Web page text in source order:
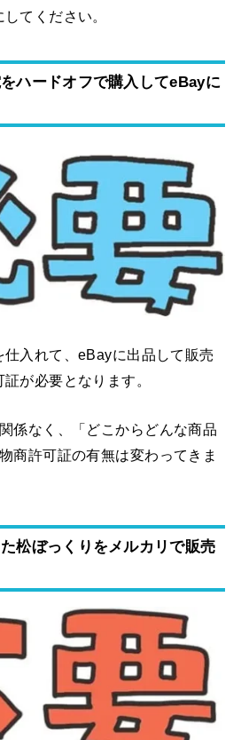
てください。
ハードオフで購入してeBayに
仕入れて、eBayに出品して販売
が必要となります。
係なく、「どこからどんな商品
商許可証の有無は変わってきま
松ぼっくりをメルカリで販売